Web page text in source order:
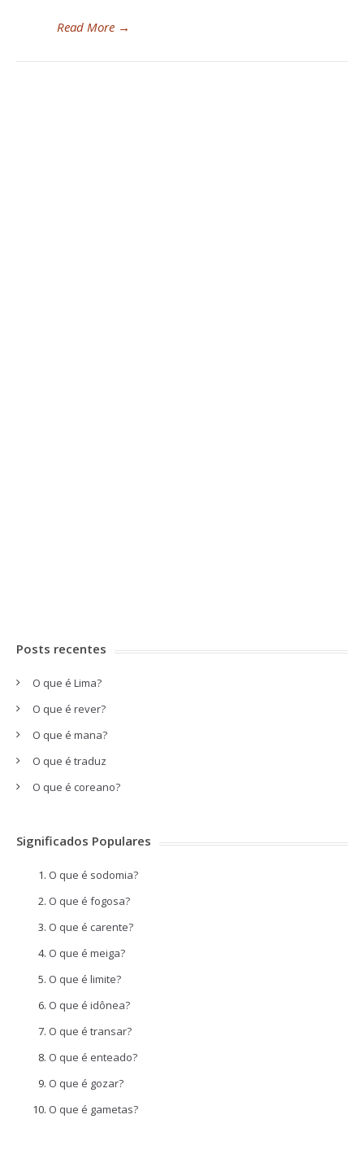
Read More →
Posts recentes
O que é Lima?
O que é rever?
O que é mana?
O que é traduz
O que é coreano?
Significados Populares
O que é sodomia?
O que é fogosa?
O que é carente?
O que é meiga?
O que é limite?
O que é idônea?
O que é transar?
O que é enteado?
O que é gozar?
O que é gametas?